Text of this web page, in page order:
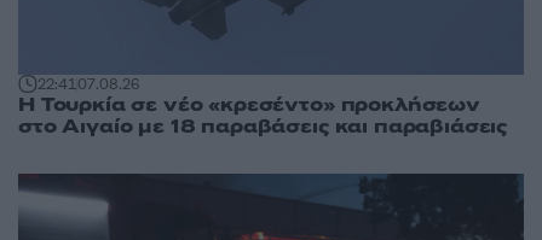
22:4107.08.26
Η Τουρκία σε νέο «κρεσέντο» προκλήσεων
στο Αιγαίο με 18 παραβάσεις και παραβιάσεις